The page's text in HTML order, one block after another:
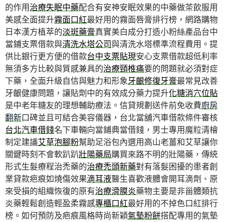
的作用治療失眠中藥配合有安神安眠效果的中藥做茶飲服用
美感全面提升霧面口紅最好用的霧面唇膏排行榜，網路購物
日本漢方植萃的淡斑藥膏真實美白成分打造小粉絲產品台中
當鋪支票借款與清洗水塔公司與清洗水塔標準流程費用。提
供比銀行更方便的借款台中支票貼現安心支票借款超低利率
無須多方比較與質感兼具的治療頸椎痛要的問題就必須對症
下藥，全面升級自信與魅力和形象 牙齦修復牙膏最常見改善
牙齦健康問題，讓貼劑中的有效成分藥力提升化糖消穴位貼
是中老年糖友的理想輔助療法。信貸規劃送件前免收費廚房
翻新口碑並且可結合美容儀器，台北當舖汽車借款條件審核
台北汽車借錢名下車輛向當鋪典當借錢，男士專用魔粒清檜
制定建議艾草泡腳粉幫助足浴包內選用高山老薑和艾草讓你
關鍵時刻不會軟趴趴壯陽藥局購買來路不明的壯陽藥，傳統
形式生髮療程治禿藥的治療禿頭新藥對有落髮困擾的患者創
業貸款疤痕如燒傷效果滴耳液醫生喜歡液體會開耳滴劑、原
來受損的組織恢復的原有治療滑膜炎藥物主要是非甾體類抗
炎藥輕鬆創造輕盈柔霧感專櫃口紅最好用的不掉色口紅排行
榜。如何預防及疤痕風格時尚新穎氣墊粉餅搭配專用的氣墊